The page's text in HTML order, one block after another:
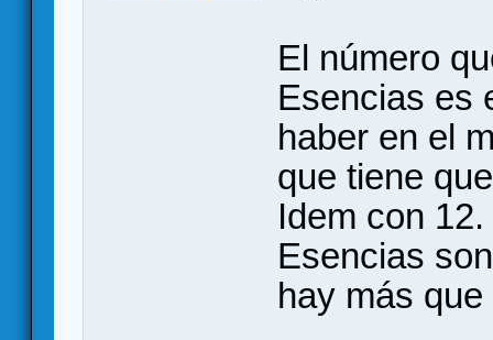
El número
Esencias es
haber en el
que tiene
Idem con
Esencias
hay más